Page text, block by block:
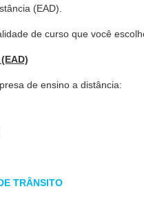
(EAD).
de curso que você
de ensino a distância:
TRÂNSITO